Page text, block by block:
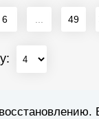
6 49